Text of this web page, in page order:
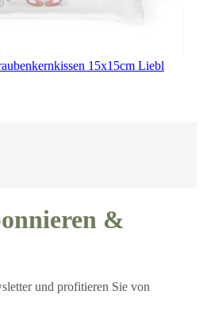
15x15cm Liebl
&
und profitieren Sie von